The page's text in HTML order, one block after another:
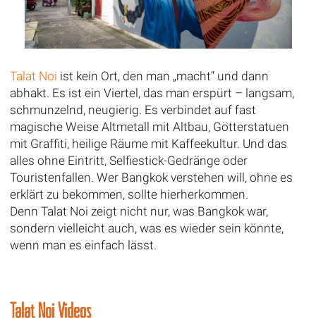
Talat Noi ist kein Ort, den man „macht“ und dann
abhakt. Es ist ein Viertel, das man erspürt – langsam,
schmunzelnd, neugierig. Es verbindet auf fast
magische Weise Altmetall mit Altbau, Götterstatuen
mit Graffiti, heilige Räume mit Kaffeekultur. Und das
alles ohne Eintritt, Selfiestick-Gedränge oder
Touristenfallen. Wer Bangkok verstehen will, ohne es
erklärt zu bekommen, sollte hierherkommen.
Denn Talat Noi zeigt nicht nur, was Bangkok war,
sondern vielleicht auch, was es wieder sein könnte,
wenn man es einfach lässt.
Talat Noi Videos